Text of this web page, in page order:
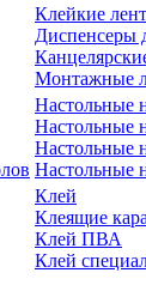
Клейкие
Диспенсеры
Монтажные
Настольные
Настольные
Настольные
Настольные
Клей
Клеящие
Клей ПВА
Клей